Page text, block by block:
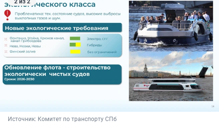
2 из 2
Источник: Комитет по транспорту СПб